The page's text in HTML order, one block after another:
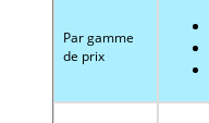
Par gamme
de prix